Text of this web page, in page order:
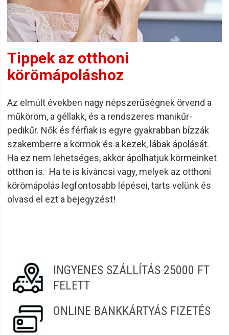
Tippek az otthoni
körömápoláshoz
Az elmúlt években nagy népszerűségnek örvend a
műköröm, a géllakk, és a rendszeres manikűr-
pedikűr. Nők és férfiak is egyre gyakrabban bízzák
szakemberre a körmök és a kezek, lábak ápolását.
Ha ez nem lehetséges, akkor ápolhatjuk körmeinket
otthon is. Ha te is kíváncsi vagy, melyek az otthoni
körömápolás legfontosabb lépései, tarts velünk és
olvasd el ezt a bejegyzést!
INGYENES SZÁLLÍTÁS 25000 FT
FELETT
ONLINE BANKKÁRTYÁS FIZETÉS